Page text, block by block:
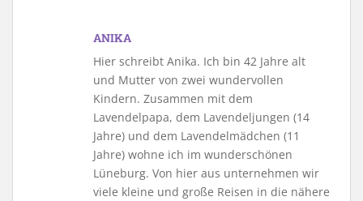
ANIKA
Hier schreibt Anika. Ich bin 42 Jahre alt
und Mutter von zwei wundervollen
Kindern. Zusammen mit dem
Lavendelpapa, dem Lavendeljungen (14
Jahre) und dem Lavendelmädchen (11
Jahre) wohne ich im wunderschönen
Lüneburg. Von hier aus unternehmen wir
viele kleine und große Reisen in die nähere